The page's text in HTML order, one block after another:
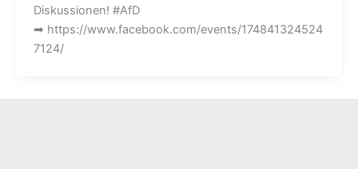
Diskussionen! #AfD
➡ https://www.facebook.com/events/174841324524
7124/